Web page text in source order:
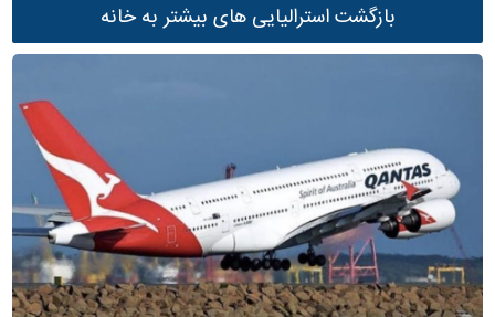
بازگشت استرالیایی های بیشتر به خانه